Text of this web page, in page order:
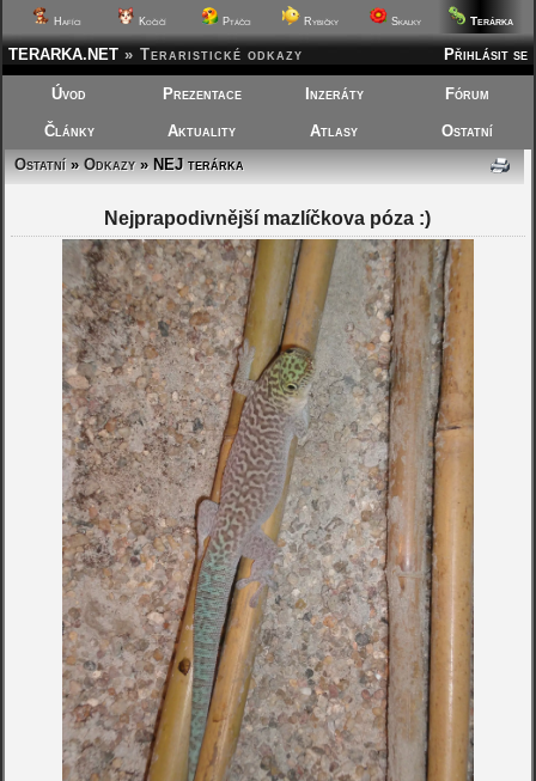
Hafíci Kočičí Ptáčci Rybičky Skalky Terárka
Přihlásit se
TERARKA.NET » Teraristické odkazy
Úvod Prezentace Inzeráty Fórum
Články Aktuality Atlasy
Ostatní
Ostatní»Odkazy» NEJ terárka
Nejprapodivnější mazlíčkova póza :)